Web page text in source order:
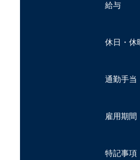
給与
休日・休
通勤手当
雇用期間
特記事項